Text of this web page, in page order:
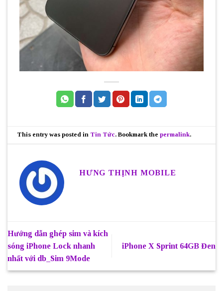
This entry was posted in Tin Tức. Bookmark thepermalink.
HƯNG THỊNH MOBILE
Hướng dẫn ghép sim và kích
sóng iPhone Lock nhanh
nhất với db_Sim 9Mode
iPhone X Sprint 64GB Đen